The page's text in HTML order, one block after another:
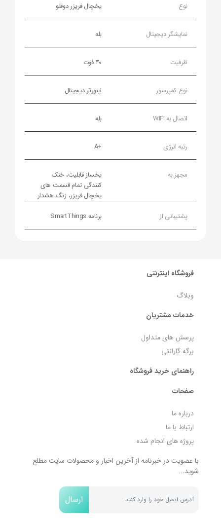
نوع یخچال فریزر دوقلو
نمایشگر دیجیتال بله
ظرفیت 40 فوت
نوع کمپرسور اینورتر دیجیتال
اتصال به WIFI بله
رتبه انرژی +A
مجهز به
یخساز قابلیت، خنک
کنندگی تمام قسمت های
یخچال فریزر، زنگ هشدار
پشتیبانی از
برنامه SmartThings
فروشگاه اینترنتی
وبلاگ
خدمات مشتریان
پرسش های متداول
برگه گارانتی
راهنمای خرید فروشگاه
صفحات
درباره ما
ارتباط با ما
پروژه های انجام شده
با عضویت در خبرنامه از آخرین اخبار و محصولات سایت مطلع
شوید...
ارسال